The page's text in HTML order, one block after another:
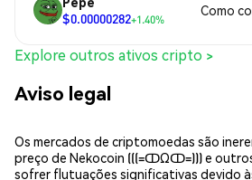
$0.00000282+1.40%
Como
Explore outros ativos cripto >
Aviso legal
Os mercados de criptomoedas são
preço de Nekocoin (((=ↀΩↀ=))) e
sofrer flutuações significativas devido